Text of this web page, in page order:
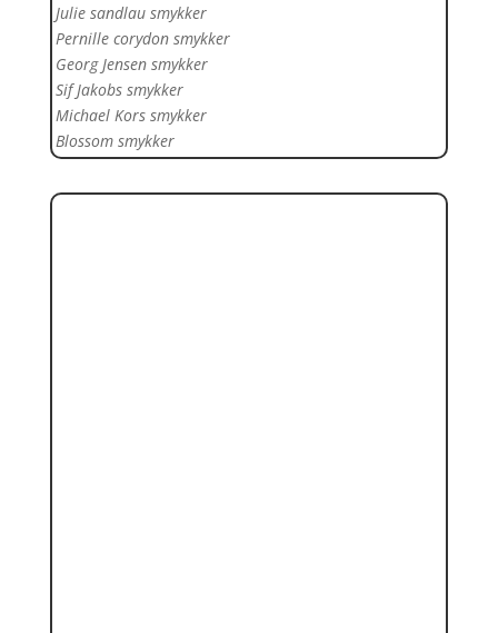
Julie sandlau smykker
Pernille corydon smykker
Georg Jensen smykker
Sif Jakobs smykker
Michael Kors smykker
Blossom smykker